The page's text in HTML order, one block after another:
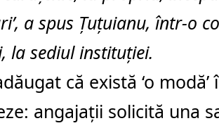
a spus Țuțuianu, într-o
la sediul instituției.
că există ‘o
angajații solicită una